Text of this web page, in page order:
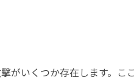
がいくつか存在します。こ